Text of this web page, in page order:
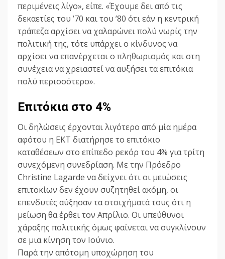
περιμένεις λίγο», είπε. «Έχουμε δει από τις
δεκαετίες του ’70 και του ’80 ότι εάν η κεντρική
τράπεζα αρχίσει να χαλαρώνει πολύ νωρίς την
πολιτική της, τότε υπάρχει ο κίνδυνος να
αρχίσει να επανέρχεται ο πληθωρισμός και στη
συνέχεια να χρειαστεί να αυξήσει τα επιτόκια
πολύ περισσότερο».
Επιτόκια στο 4%
Οι δηλώσεις έρχονται λιγότερο από μία ημέρα
αφότου η ΕΚΤ διατήρησε το επιτόκιο
καταθέσεων στο επίπεδο ρεκόρ του 4% για τρίτη
συνεχόμενη συνεδρίαση. Με την Πρόεδρο
Christine Lagarde να δείχνει ότι οι μειώσεις
επιτοκίων δεν έχουν συζητηθεί ακόμη, οι
επενδυτές αύξησαν τα στοιχήματά τους ότι η
μείωση θα έρθει τον Απρίλιο. Οι υπεύθυνοι
χάραξης πολιτικής όμως φαίνεται να συγκλίνουν
σε μια κίνηση τον Ιούνιο.
Παρά την απότομη υποχώρηση του